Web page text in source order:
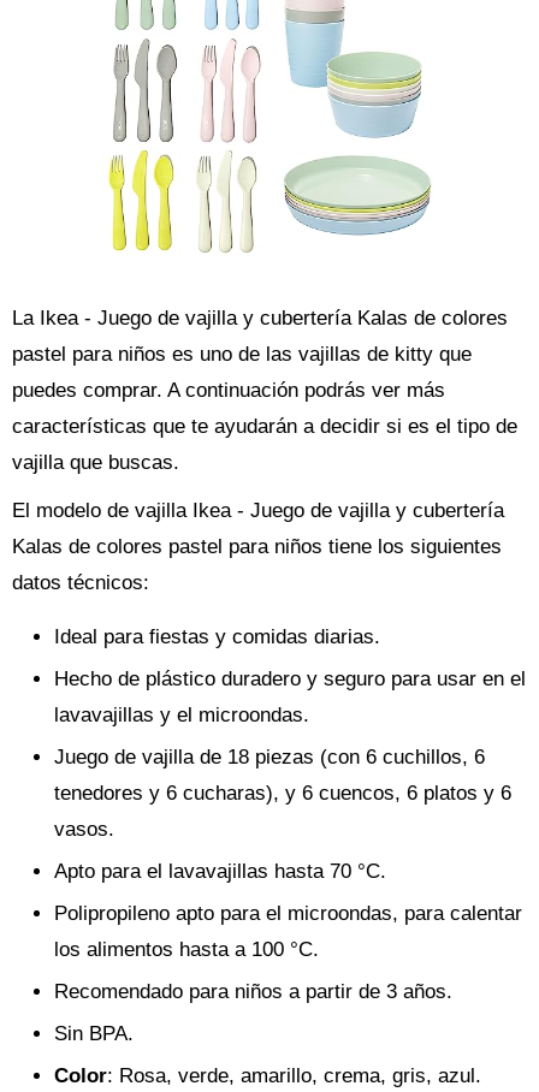
La Ikea - Juego de vajilla y cubertería Kalas de colores
pastel para niños es uno de las vajillas de kitty que
puedes comprar. A continuación podrás ver más
características que te ayudarán a decidir si es el tipo de
vajilla que buscas.
El modelo de vajilla Ikea - Juego de vajilla y cubertería
Kalas de colores pastel para niños tiene los siguientes
datos técnicos:
Ideal para fiestas y comidas diarias.
Hecho de plástico duradero y seguro para usar en el
lavavajillas y el microondas.
Juego de vajilla de 18 piezas (con 6 cuchillos, 6
tenedores y 6 cucharas), y 6 cuencos, 6 platos y 6
vasos.
Apto para el lavavajillas hasta 70 °C.
Polipropileno apto para el microondas, para calentar
los alimentos hasta a 100 °C.
Recomendado para niños a partir de 3 años.
Sin BPA.
Color: Rosa, verde, amarillo, crema, gris, azul.